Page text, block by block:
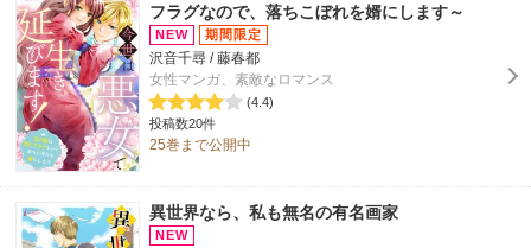
フラグなので、落ちこぼれを婿にします～
沢音千尋 / 藤春都
女性マンガ、素敵なロマンス
(4.4)
投稿数20件
25巻まで公開中
異世界なら、私も無名の有名画家